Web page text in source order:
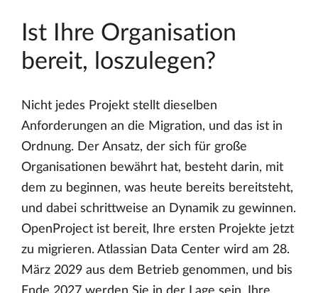
Ist Ihre Organisation
bereit, loszulegen?
Nicht jedes Projekt stellt dieselben
Anforderungen an die Migration, und das ist in
Ordnung. Der Ansatz, der sich für große
Organisationen bewährt hat, besteht darin, mit
dem zu beginnen, was heute bereits bereitsteht,
und dabei schrittweise an Dynamik zu gewinnen.
OpenProject ist bereit, Ihre ersten Projekte jetzt
zu migrieren. Atlassian Data Center wird am 28.
März 2029 aus dem Betrieb genommen, und bis